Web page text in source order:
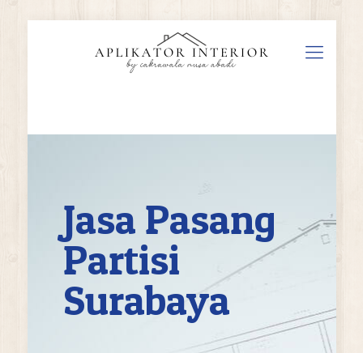
Jasa Pasang
Partisi
Surabaya